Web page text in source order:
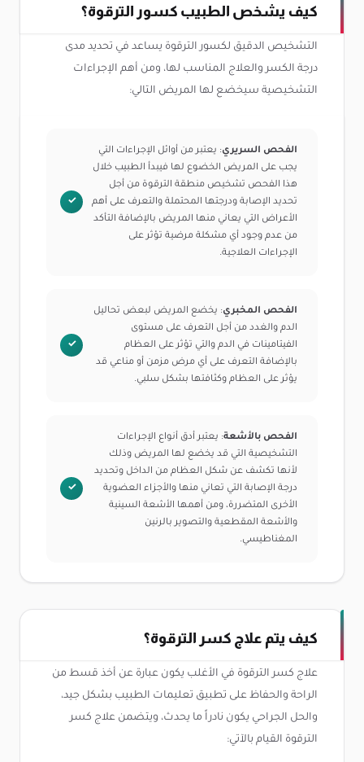
كيف يشخص الطبيب كسور الترقوة؟
التشخيص الدقيق لكسور الترقوة يساعد في تحديد مدى
درجة الكسر والعلاج المناسب لها، ومن أهم الإجراءات
التشخيصية سيخضع لها المريض التالي:
الفحص السريري: يعتبر من أوائل الإجراءات التي
يجب على المريض الخضوع لها فيبدأ الطبيب خلال
هذا الفحص تشخيص منطقة الترقوة من أجل
تحديد الإصابة ودرجتها المحتملة والتعرف على أهم
الأعراض التي يعاني منها المريض بالإضافة التأكد
من عدم وجود أي مشكلة مرضية تؤثر على
الإجراءات العلاجية.
الفحص المخبري: يخضع المريض لبعض تحاليل
الدم والغدد من أجل التعرف على مستوى
الفيتامينات في الدم والتي تؤثر على العظام
بالإضافة التعرف على أي مرض مزمن أو مناعي قد
يؤثر على العظام وكثافتها بشكل سلبي.
الفحص بالأشعة: يعتبر أدق أنواع الإجراءات
التشخيصية التي قد يخضع لها المريض وذلك
لأنها تكشف عن شكل العظام من الداخل وتحديد
درجة الإصابة التي تعاني منها والأجزاء العضوية
الأخرى المتضررة، ومن أهمها الأشعة السينية
والأشعة المقطعية والتصوير بالرنين
المغناطيسي.
كيف يتم علاج كسر الترقوة؟
علاج كسر الترقوة في الأغلب يكون عبارة عن أخذ قسط من
الراحة والحفاظ على تطبيق تعليمات الطبيب بشكل جيد،
والحل الجراحي يكون نادراً ما يحدث، ويتضمن علاج كسر
الترقوة القيام بالآتي: